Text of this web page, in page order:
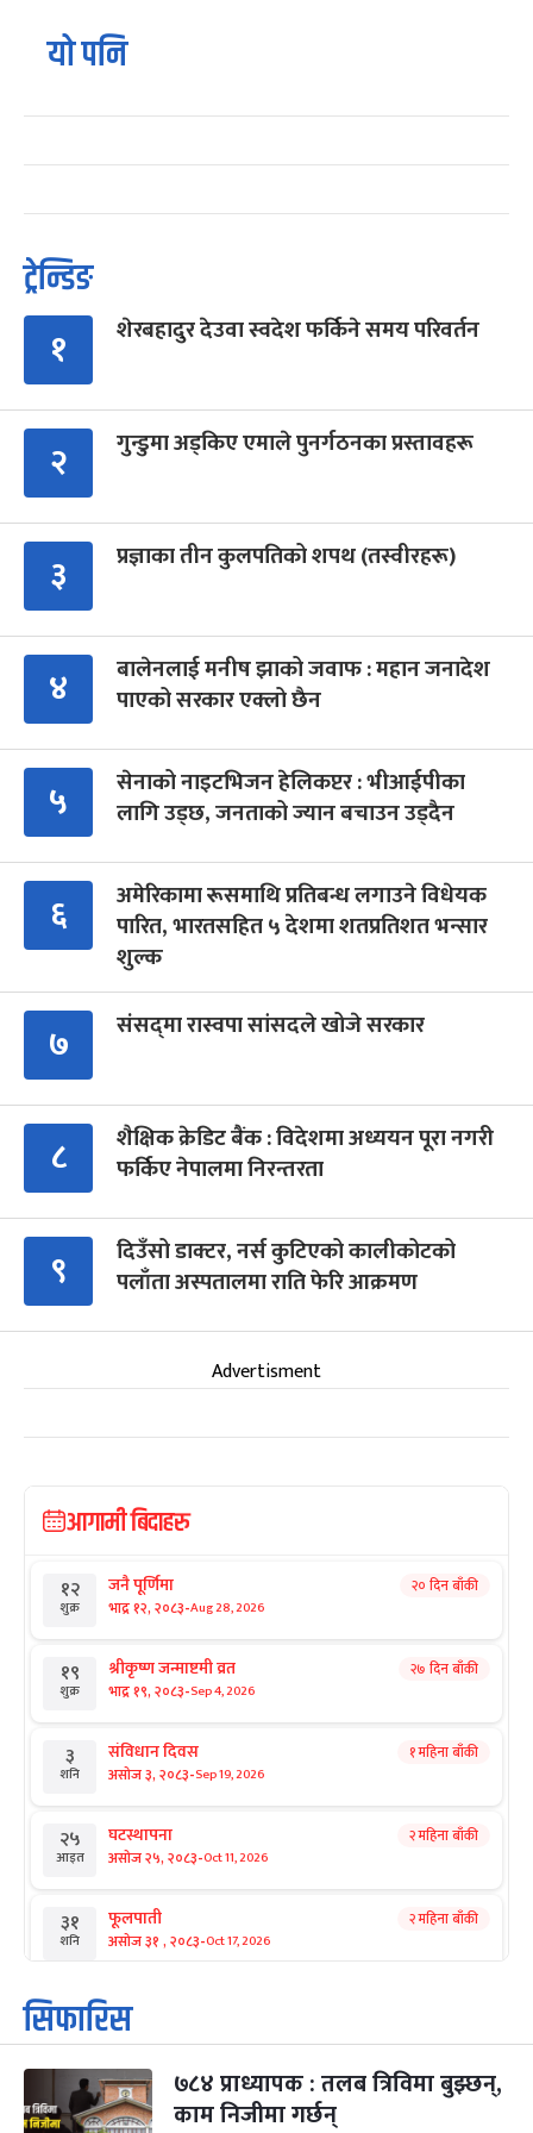
यो पनि
ट्रेन्डिङ
१ शेरबहादुर देउवा स्वदेश फर्किने समय परिवर्तन
२ गुन्डुमा अड्किए एमाले पुनर्गठनका प्रस्तावहरू
३ प्रज्ञाका तीन कुलपतिको शपथ (तस्वीरहरू)
४
बालेनलाई मनीष झाको जवाफ : महान जनादेश
पाएको सरकार एक्लो छैन
५
सेनाको नाइटभिजन हेलिकप्टर : भीआईपीका
लागि उड्छ, जनताको ज्यान बचाउन उड्दैन
६
अमेरिकामा रूसमाथि प्रतिबन्ध लगाउने विधेयक
पारित, भारतसहित ५ देशमा शतप्रतिशत भन्सार
शुल्क
७ संसद्‍मा रास्वपा सांसदले खोजे सरकार
८
शैक्षिक क्रेडिट बैंक : विदेशमा अध्ययन पूरा नगरी
फर्किए नेपालमा निरन्तरता
९
दिउँसो डाक्टर, नर्स कुटिएको कालीकोटको
पलाँता अस्पतालमा राति फेरि आक्रमण
Advertisment
आगामी बिदाहरु
१२
शुक्र
जनै पूर्णिमा
भाद्र १२, २०८३-Aug 28, 2026
२० दिन बाँकी
१९
शुक्र
श्रीकृष्ण जन्माष्टमी व्रत
भाद्र १९, २०८३-Sep 4, 2026
२७ दिन बाँकी
३
शनि
संविधान दिवस
असोज ३, २०८३-Sep 19, 2026
१ महिना बाँकी
२५
आइत
घटस्थापना
असोज २५, २०८३-Oct 11, 2026
२ महिना बाँकी
३१
शनि
फूलपाती
असोज ३१ , २०८३-Oct 17, 2026
२ महिना बाँकी
१
आइत
कार्तिक सङ्क्रान्ति
कार्तिक १, २०८३
३
मंगल
महानवमी
कार्तिक ३, २०८३-Oct 20, 2026
२ महिना बाँकी
सिफारिस
७८४ प्राध्यापक : तलब त्रिविमा बुझ्छन्,
काम निजीमा गर्छन्